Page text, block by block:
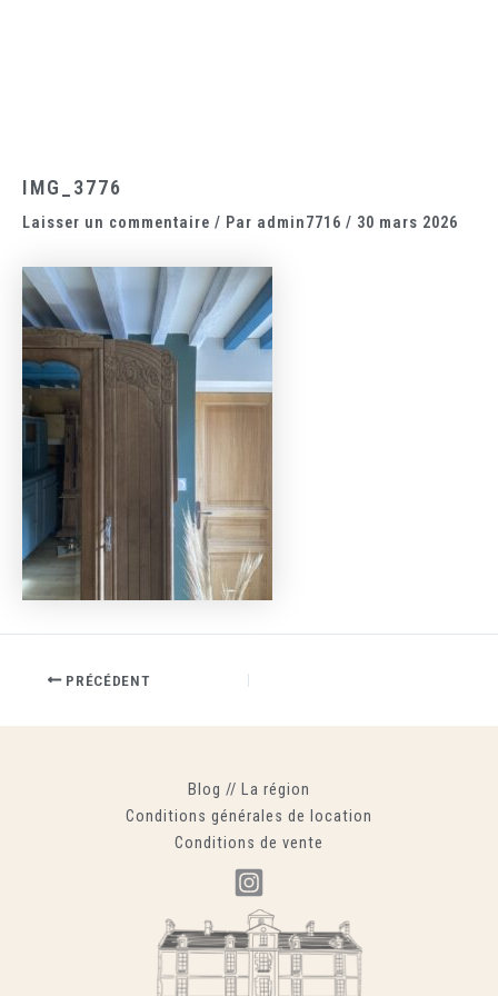
IMG_3776
Laisser un commentaire / Par admin7716 / 30 mars 2026
PRÉCÉDENT
Blog // La région
Conditions générales de location
Conditions de vente